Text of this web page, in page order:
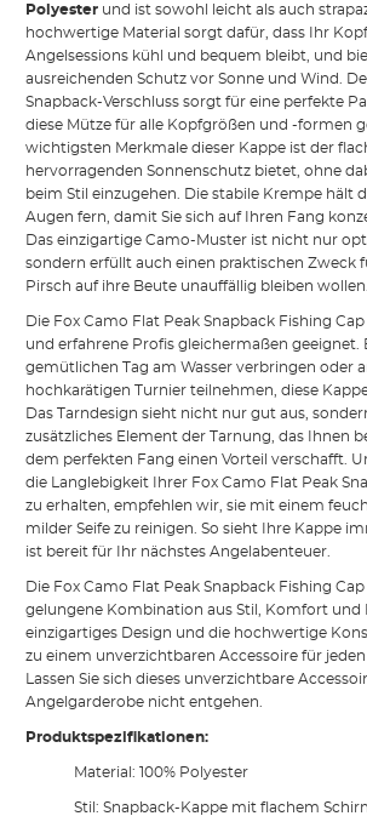
Polyester und ist sowohl leicht als auch
hochwertige Material sorgt dafür, dass Ihr
Angelsessions kühl und bequem bleibt, und
ausreichenden Schutz vor Sonne und Wind.
Snapback-Verschluss sorgt für eine perfekte
diese Mütze für alle Kopfgrößen und -formen
wichtigsten Merkmale dieser Kappe ist der
hervorragenden Sonnenschutz bietet, ohne
beim Stil einzugehen. Die stabile Krempe hält
Augen fern, damit Sie sich auf Ihren Fang
Das einzigartige Camo-Muster ist nicht nur
sondern erfüllt auch einen praktischen Zweck
Pirsch auf ihre Beute unauffällig bleiben wollen.
Die Fox Camo Flat Peak Snapback Fishing
und erfahrene Profis gleichermaßen geeignet.
gemütlichen Tag am Wasser verbringen oder
hochkarätigen Turnier teilnehmen, diese Kappe
Das Tarndesign sieht nicht nur gut aus,
zusätzliches Element der Tarnung, das Ihnen
dem perfekten Fang einen Vorteil verschafft.
die Langlebigkeit Ihrer Fox Camo Flat Peak
zu erhalten, empfehlen wir, sie mit einem
milder Seife zu reinigen. So sieht Ihre Kappe
ist bereit für Ihr nächstes Angelabenteuer.
Die Fox Camo Flat Peak Snapback Fishing
gelungene Kombination aus Stil, Komfort
einzigartiges Design und die hochwertige
zu einem unverzichtbaren Accessoire für
Lassen Sie sich dieses unverzichtbare
Angelgarderobe nicht entgehen.
Produktspezifikationen:
Material: 100% Polyester
Stil: Snapback-Kappe mit flachem